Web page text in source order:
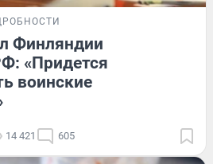
Финляндии
«Придется
воинские
14 421 605